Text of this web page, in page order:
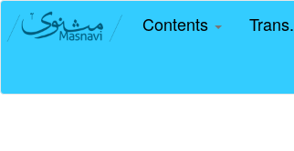
Contents Trans.